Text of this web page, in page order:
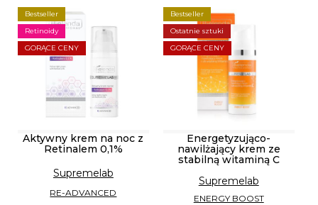
Bestseller
Retinoidy
GORĄCE CENY
Aktywny krem na noc z
Retinalem 0,1%
Supremelab
RE-ADVANCED
Bestseller
Ostatnie sztuki
GORĄCE CENY
Energetyzująco-
nawilżający krem ze
stabilną witaminą C
Supremelab
ENERGY BOOST